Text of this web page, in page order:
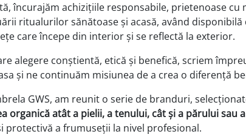
încurajăm achizițiile responsabile, prietenoase
ritualurilor sănătoase și acasă, având
care începe din interior și se reflectă la exterior.
alegere conștientă, etică și benefică, scriem
și ne continuăm misiunea de a crea o diferență
GWS, am reunit o serie de branduri,
organică atât a pielii, a tenului, cât și a părului sau
protectivă a frumuseții la nivel profesional.